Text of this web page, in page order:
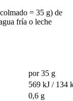
= 35 g) de
fría o leche
por 35 g
569 kJ / 134
0,6 g